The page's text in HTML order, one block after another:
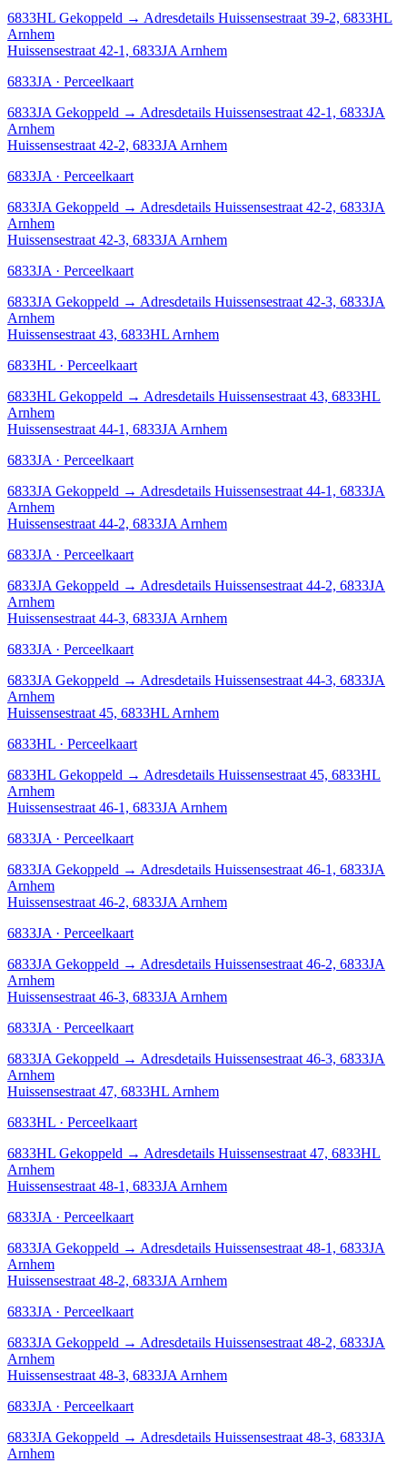
6833HL Gekoppeld → Adresdetails Huissensestraat 39-2, 6833HL
Arnhem
Huissensestraat 42-1, 6833JA Arnhem
6833JA · Perceelkaart
6833JA Gekoppeld → Adresdetails Huissensestraat 42-1, 6833JA
Arnhem
Huissensestraat 42-2, 6833JA Arnhem
6833JA · Perceelkaart
6833JA Gekoppeld → Adresdetails Huissensestraat 42-2, 6833JA
Arnhem
Huissensestraat 42-3, 6833JA Arnhem
6833JA · Perceelkaart
6833JA Gekoppeld → Adresdetails Huissensestraat 42-3, 6833JA
Arnhem
Huissensestraat 43, 6833HL Arnhem
6833HL · Perceelkaart
6833HL Gekoppeld → Adresdetails Huissensestraat 43, 6833HL
Arnhem
Huissensestraat 44-1, 6833JA Arnhem
6833JA · Perceelkaart
6833JA Gekoppeld → Adresdetails Huissensestraat 44-1, 6833JA
Arnhem
Huissensestraat 44-2, 6833JA Arnhem
6833JA · Perceelkaart
6833JA Gekoppeld → Adresdetails Huissensestraat 44-2, 6833JA
Arnhem
Huissensestraat 44-3, 6833JA Arnhem
6833JA · Perceelkaart
6833JA Gekoppeld → Adresdetails Huissensestraat 44-3, 6833JA
Arnhem
Huissensestraat 45, 6833HL Arnhem
6833HL · Perceelkaart
6833HL Gekoppeld → Adresdetails Huissensestraat 45, 6833HL
Arnhem
Huissensestraat 46-1, 6833JA Arnhem
6833JA · Perceelkaart
6833JA Gekoppeld → Adresdetails Huissensestraat 46-1, 6833JA
Arnhem
Huissensestraat 46-2, 6833JA Arnhem
6833JA · Perceelkaart
6833JA Gekoppeld → Adresdetails Huissensestraat 46-2, 6833JA
Arnhem
Huissensestraat 46-3, 6833JA Arnhem
6833JA · Perceelkaart
6833JA Gekoppeld → Adresdetails Huissensestraat 46-3, 6833JA
Arnhem
Huissensestraat 47, 6833HL Arnhem
6833HL · Perceelkaart
6833HL Gekoppeld → Adresdetails Huissensestraat 47, 6833HL
Arnhem
Huissensestraat 48-1, 6833JA Arnhem
6833JA · Perceelkaart
6833JA Gekoppeld → Adresdetails Huissensestraat 48-1, 6833JA
Arnhem
Huissensestraat 48-2, 6833JA Arnhem
6833JA · Perceelkaart
6833JA Gekoppeld → Adresdetails Huissensestraat 48-2, 6833JA
Arnhem
Huissensestraat 48-3, 6833JA Arnhem
6833JA · Perceelkaart
6833JA Gekoppeld → Adresdetails Huissensestraat 48-3, 6833JA
Arnhem